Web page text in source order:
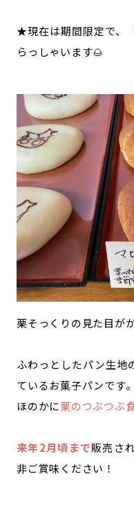
★現在は期間限定で、
らっしゃいます🌰
栗そっくりの見た目が
ふわっとしたパン生地
ているお菓子パンです。
ほのかに栗のつぶつぶ
来年2月頃まで販売さ
非ご賞味ください！